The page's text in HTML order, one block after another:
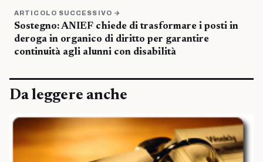
ARTICOLO SUCCESSIVO →
Sostegno: ANIEF chiede di trasformare i posti in
deroga in organico di diritto per garantire
continuità agli alunni con disabilità
Da leggere anche